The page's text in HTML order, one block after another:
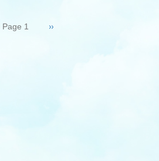
Page 1 Page
››